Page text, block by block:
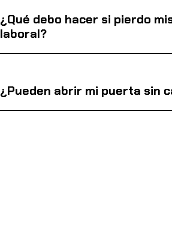
¿Qué debo hacer si pierdo
laboral?
¿Pueden abrir mi puerta sin